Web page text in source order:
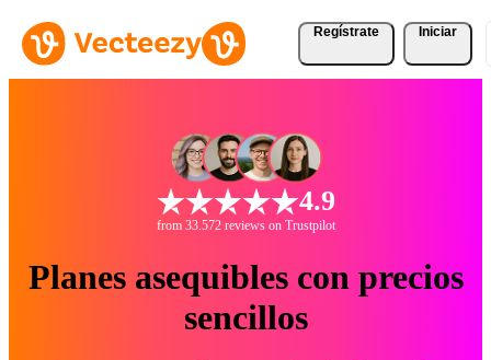
Regístrate Iniciar
4.9
from 33.572 reviews on Trustpilot
Planes asequibles con precios
sencillos